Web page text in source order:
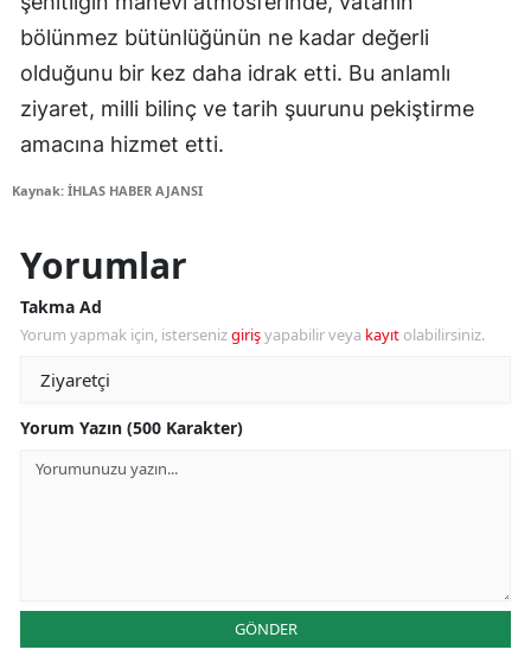
bölünmez bütünlüğünün ne kadar değerli
olduğunu bir kez daha idrak etti. Bu anlamlı
ziyaret, milli bilinç ve tarih şuurunu pekiştirme
amacına hizmet etti.
Kaynak: İHLAS HABER AJANSI
Yorumlar
Takma Ad
Yorum yapmak için, istersenizgirişyapabilir veya kayıt olabilirsiniz.
Yorum Yazın (500 Karakter)
GÖNDER